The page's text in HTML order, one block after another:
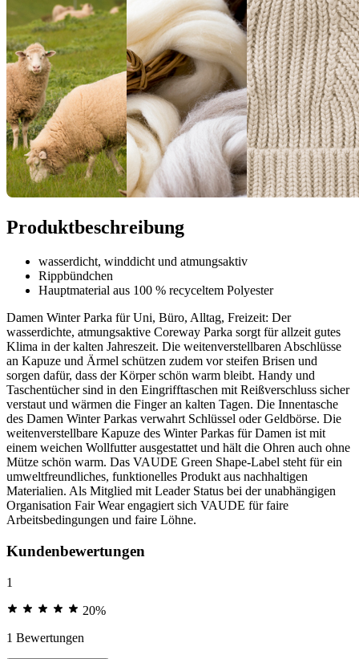
Produktbeschreibung
wasserdicht, winddicht und atmungsaktiv
Rippbündchen
Hauptmaterial aus 100 % recyceltem Polyester
Damen Winter Parka für Uni, Büro, Alltag, Freizeit: Der
wasserdichte, atmungsaktive Coreway Parka sorgt für allzeit gutes
Klima in der kalten Jahreszeit. Die weitenverstellbaren Abschlüsse
an Kapuze und Ärmel schützen zudem vor steifen Brisen und
sorgen dafür, dass der Körper schön warm bleibt. Handy und
Taschentücher sind in den Eingrifftaschen mit Reißverschluss sicher
verstaut und wärmen die Finger an kalten Tagen. Die Innentasche
des Damen Winter Parkas verwahrt Schlüssel oder Geldbörse. Die
weitenverstellbare Kapuze des Winter Parkas für Damen ist mit
einem weichen Wollfutter ausgestattet und hält die Ohren auch ohne
Mütze schön warm. Das VAUDE Green Shape-Label steht für ein
umweltfreundliches, funktionelles Produkt aus nachhaltigen
Materialien. Als Mitglied mit Leader Status bei der unabhängigen
Organisation Fair Wear engagiert sich VAUDE für faire
Arbeitsbedingungen und faire Löhne.
Kundenbewertungen
1
20%
1 Bewertungen